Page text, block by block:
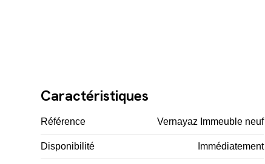
Caractéristiques
Référence Vernayaz Immeuble neuf
Disponibilité Immédiatement